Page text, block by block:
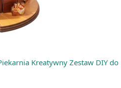
Kreatywny Zestaw DIY do